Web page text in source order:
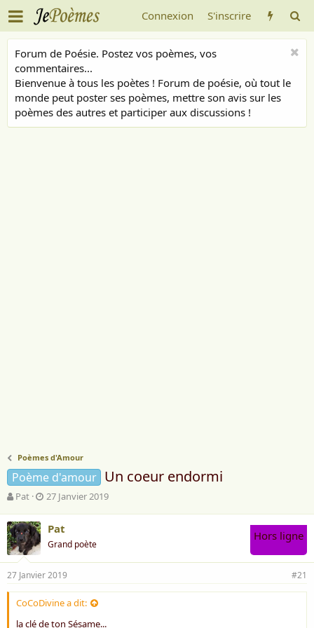
Connexion S'inscrire
Forum de Poésie. Postez vos poèmes, vos
commentaires...
Bienvenue à tous les poètes ! Forum de poésie, où tout le
monde peut poster ses poèmes, mettre son avis sur les
poèmes des autres et participer aux discussions !
Poèmes d'Amour
Poème d'amour Un coeur endormi
A
t
e
u
r
d
e
l
a
d
Pat
D
e
d
d
é
b
u
t
27 Janvier 2019
Pat
Grand poète
Hors ligne
27 Janvier 2019 #21
CoCoDivine a dit:
la clé de ton Sésame...